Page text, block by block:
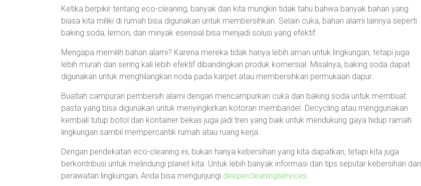
Ketika berpikir tentang eco-cleaning, banyak dari kita mungkin tidak tahu bahwa banyak bahan yang
biasa kita miliki di rumah bisa digunakan untuk membersihkan. Selain cuka, bahan alami lainnya seperti
baking soda, lemon, dan minyak esensial bisa menjadi solusi yang efektif.
Mengapa memilih bahan alami? Karena mereka tidak hanya lebih aman untuk lingkungan, tetapi juga
lebih murah dan sering kali lebih efektif dibandingkan produk komersial. Misalnya, baking soda dapat
digunakan untuk menghilangkan noda pada karpet atau membersihkan permukaan dapur.
Buatlah campuran pembersih alami dengan mencampurkan cuka dan baking soda untuk membuat
pasta yang bisa digunakan untuk menyingkirkan kotoran membandel. Decycling atau menggunakan
kembali tutup botol dan kontainer bekas juga jadi tren yang baik untuk mendukung gaya hidup ramah
lingkungan sambil mempercantik rumah atau ruang kerja.
Dengan pendekatan eco-cleaning ini, bukan hanya kebersihan yang kita dapatkan, tetapi kita juga
berkontribusi untuk melindungi planet kita. Untuk lebih banyak informasi dan tips seputar kebersihan dan
perawatan lingkungan, Anda bisa mengunjungi deepercleaningservices.